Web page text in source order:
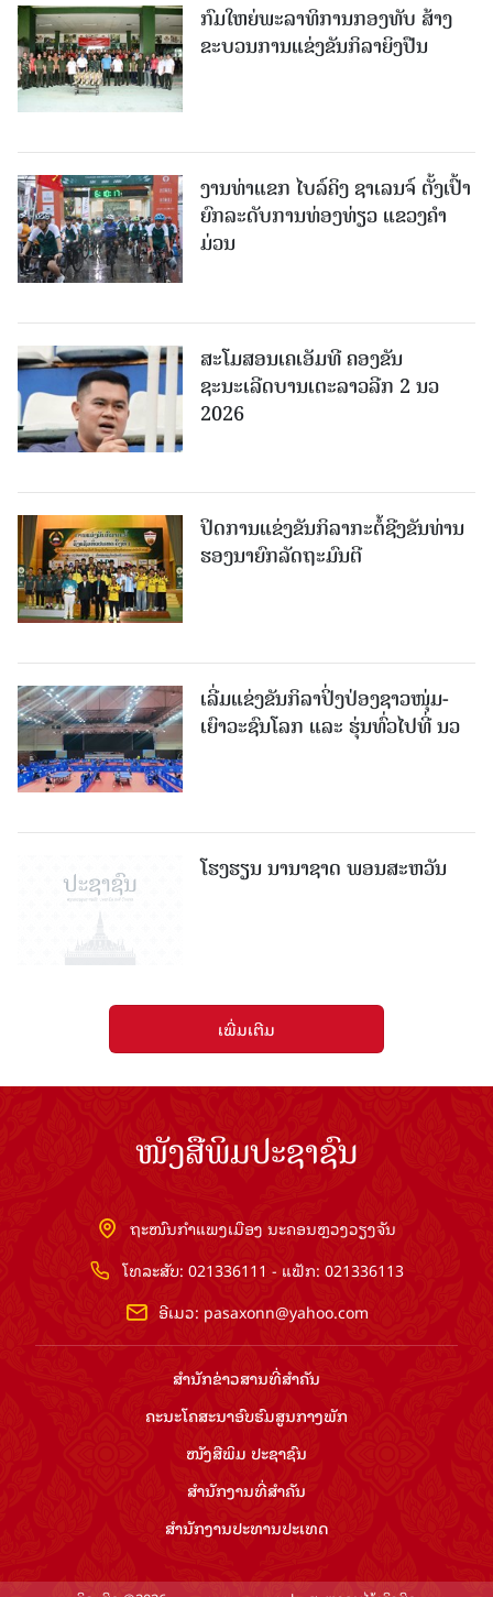
ກົມໃຫຍ່ພະລາທິການກອງທັບ ສ້າງ
ຂະບວນການແຂ່ງຂັນກິລາຍິງປືນ
ງານທ່າແຂກ ໄບລ໌ຄິງ ຊາເລນຈ໌ ຕັ້ງເປົ້າ
ຍົກລະດັບການທ່ອງທ່ຽວ ແຂວງຄໍາ
ມ່ວນ
ສະໂມສອນເຄເອັມທີ ຄອງຂັນ
ຊະນະເລີດບານເຕະລາວລີກ 2 ນວ
2026
ປິດການແຂ່ງຂັນກິລາກະຕໍ້ຊີງຂັນທ່ານ
ຮອງນາຍົກລັດຖະມົນຕີ
ເລີ່ມແຂ່ງຂັນກິລາປິ່ງປ່ອງຊາວໜຸ່ມ-
ເຍົາວະຊົນໂລກ ແລະ ຮຸ່ນທົ່ວໄປທີ່ ນວ
ໂຮງຮຽນ ນານາຊາດ ພອນສະຫວັນ
ເພີ່ມເຕີມ
ໜັງສືພິມປະຊາຊົນ
ຖະໜົນກຳແພງເມືອງ ນະຄອນຫຼວງວຽງຈັນ
ໂທລະສັບ: 021336111 - ແຟັກ: 021336113
ອີເມວ: pasaxonn@yahoo.com
ສຳ​ນັກ​ຂ່າວ​ສານ​ທີ່​ສຳ​ຄັນ​
ຄະນະໂຄສະນາອົບຮົມ​ສູນ​ກາງ​ພັກ
ໜັງສືພິມ ປະ​ຊາ​ຊົນ
ສຳ​ນັກ​ງານ​ທີ່​ສຳ​ຄັນ
ສຳ​ນັກ​ງານ​ປະ​ທານ​ປະ​ເທດ